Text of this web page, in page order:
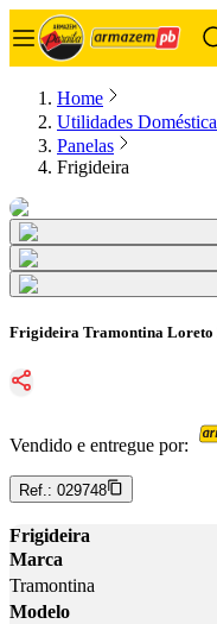
Home
Utilidades
Panelas
Frigideira
Frigideira Tramontina Loreto
Vendido e entregue por:
Ref.: 029748
Frigideira
Marca
Tramontina
Modelo